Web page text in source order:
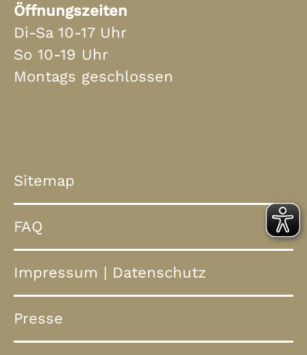
Öffnungszeiten
Di-Sa 10-17 Uhr
So 10-19 Uhr
Montags geschlossen
Sitemap
FAQ
Impressum | Datenschutz
Presse